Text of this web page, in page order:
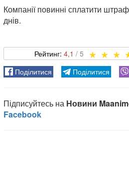
Компанії повинні сплатити
днів.
4,1